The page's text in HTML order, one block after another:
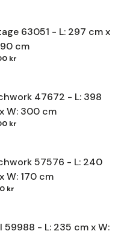
63051 - L: 297 cm x
cm
kr
47672 - L: 398
W: 300 cm
kr
57576 - L: 240
W: 170 cm
kr
59988 - L: 235 cm x W: